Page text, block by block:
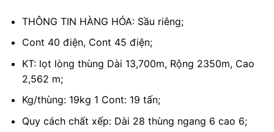
THÔNG TIN HÀNG HÓA: Sầu riêng;
Cont 40 điện, Cont 45 điện;
KT: lọt lòng thùng Dài 13,700m, Rộng 2350m, Cao
2,562 m;
Kg/thùng: 19kg 1 Cont: 19 tấn;
Quy cách chất xếp: Dài 28 thùng ngang 6 cao 6;